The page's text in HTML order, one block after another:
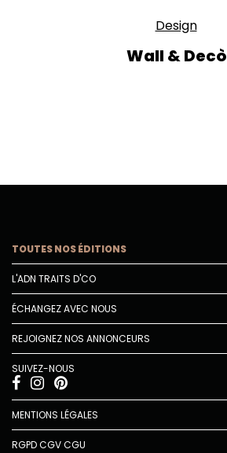
Design
Wall & Decò
TOUTES NOS ÉDITIONS
L'ADN TRAITS D'CO
ÉCHANGEZ AVEC NOUS
REJOIGNEZ NOS ANNONCEURS
SUIVEZ-NOUS
MENTIONS LÉGALES
RGPDCGVCGU